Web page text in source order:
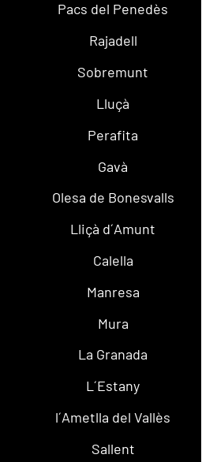
Pacs del Penedès
Rajadell
Sobremunt
Lluçà
Perafita
Gavà
Olesa de Bonesvalls
Lliçà d´Amunt
Calella
Manresa
Mura
La Granada
L´Estany
l´Ametlla del Vallès
Sallent